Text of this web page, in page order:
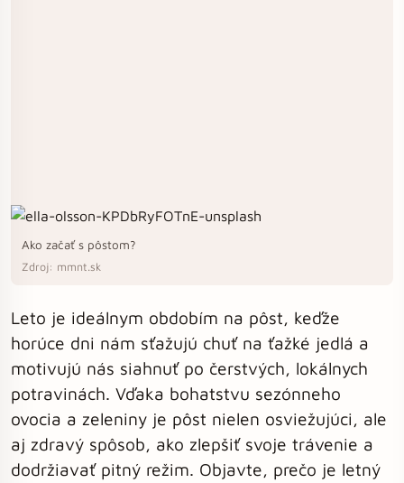
Ako začať s pôstom?
Zdroj: mmnt.sk
Leto je ideálnym obdobím na pôst, keďže
horúce dni nám sťažujú chuť na ťažké jedlá a
motivujú nás siahnuť po čerstvých, lokálnych
potravinách. Vďaka bohatstvu sezónneho
ovocia a zeleniny je pôst nielen osviežujúci, ale
aj zdravý spôsob, ako zlepšiť svoje trávenie a
dodržiavať pitný režim. Objavte, prečo je letný